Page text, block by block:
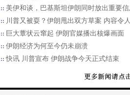
美伊和谈，巴基斯坦伊朗同时放出重要信
川普又被耍？伊朗甩出双方草案 内容令
巨大蕈状云窜起 伊朗官媒播出核爆画面
伊朗经济为何至今仍未崩溃
快讯 川普宣布 伊朗战争今天正式结束